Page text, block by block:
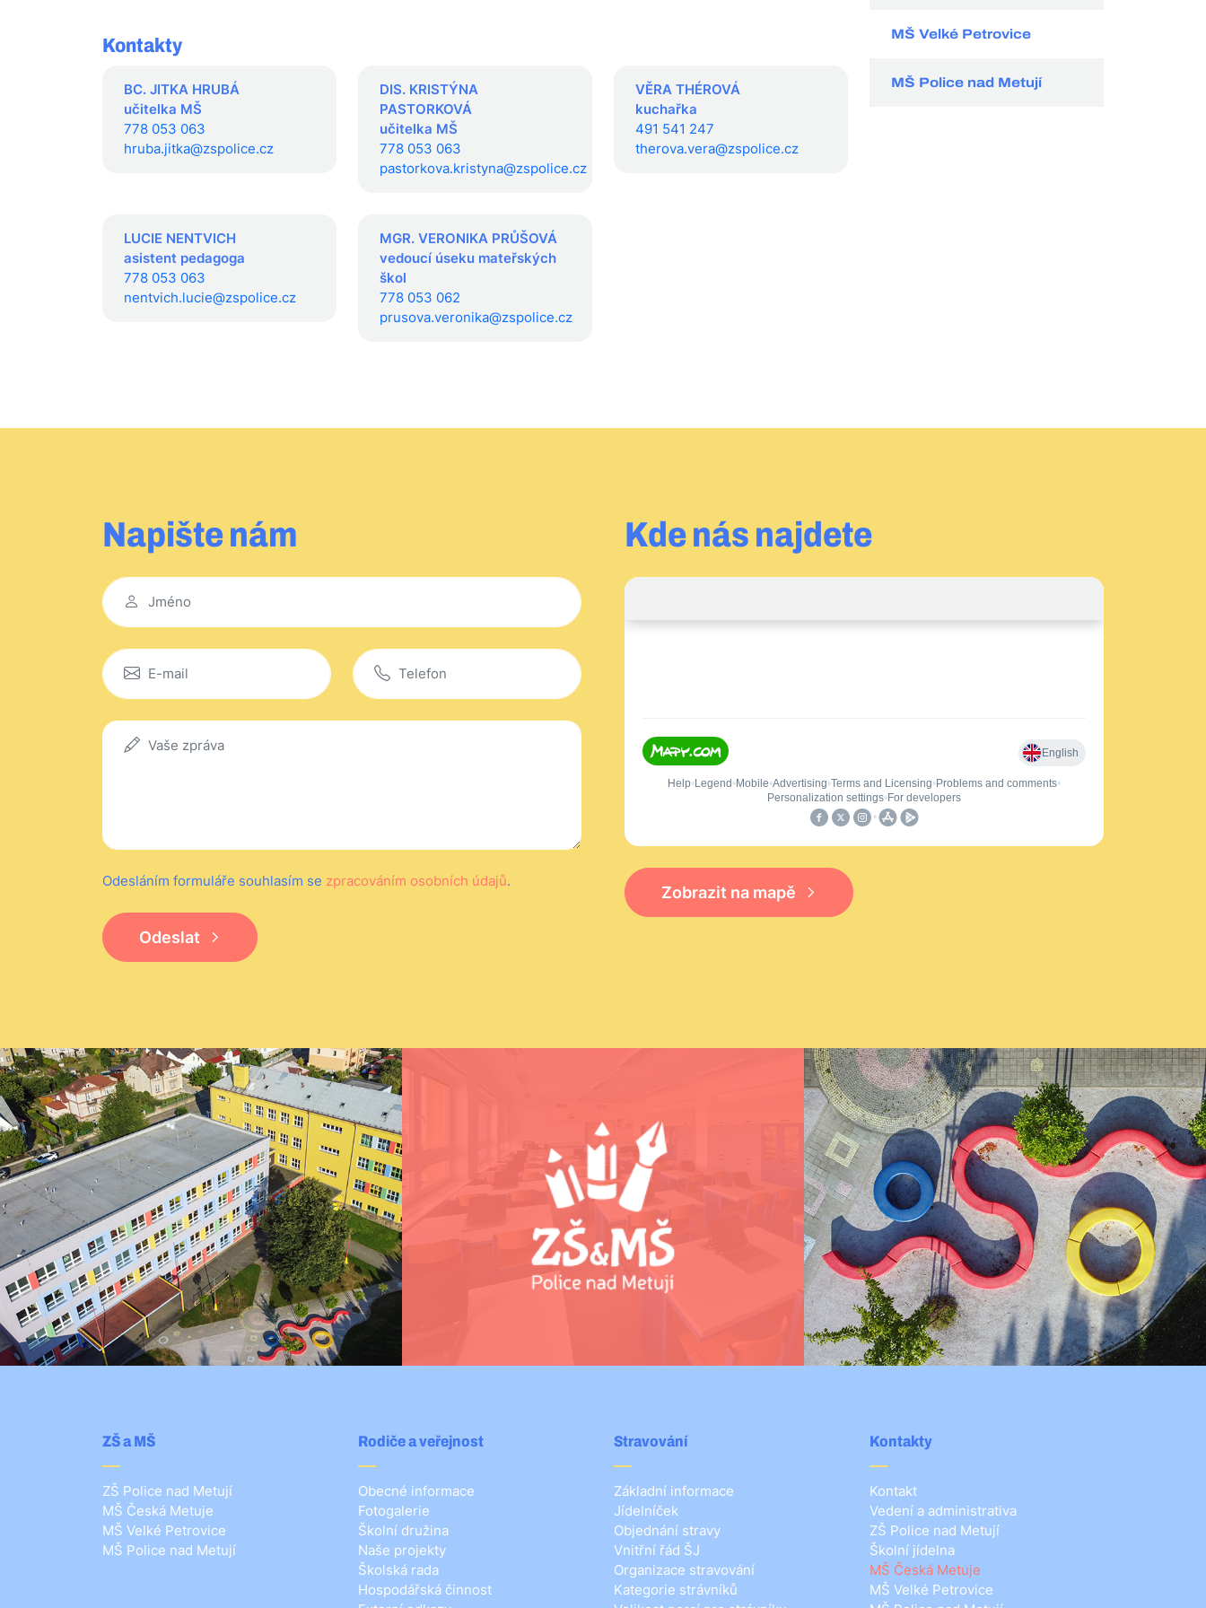
Kontakty
BC. JITKA HRUBÁ
učitelka MŠ
778 053 063
hruba.jitka@zspolice.cz
DIS. KRISTÝNA
PASTORKOVÁ
učitelka MŠ
778 053 063
pastorkova.kristyna@zspolice.cz
VĚRA THÉROVÁ
kuchařka
491 541 247
therova.vera@zspolice.cz
LUCIE NENTVICH
asistent pedagoga
778 053 063
nentvich.lucie@zspolice.cz
MGR. VERONIKA PRŮŠOVÁ
vedoucí úseku mateřských
škol
778 053 062
prusova.veronika@zspolice.cz
MŠ Velké Petrovice
MŠ Police nad Metují
Napište nám
Odesláním formuláře souhlasím se zpracováním osobních údajů.
Odeslat
Kde nás najdete
Zobrazit na mapě
ZŠ a MŠ
ZŠ Police nad Metují
MŠ Česká Metuje
MŠ Velké Petrovice
MŠ Police nad Metují
Rodiče a veřejnost
Obecné informace
Fotogalerie
Školní družina
Naše projekty
Školská rada
Hospodářská činnost
Stravování
Základní informace
Jídelníček
Objednání stravy
Vnitřní řád ŠJ
Organizace stravování
Kategorie strávníků
Kontakty
Kontakt
Vedení a administrativa
ZŠ Police nad Metují
Školní jídelna
MŠ Česká Metuje
MŠ Velké Petrovice